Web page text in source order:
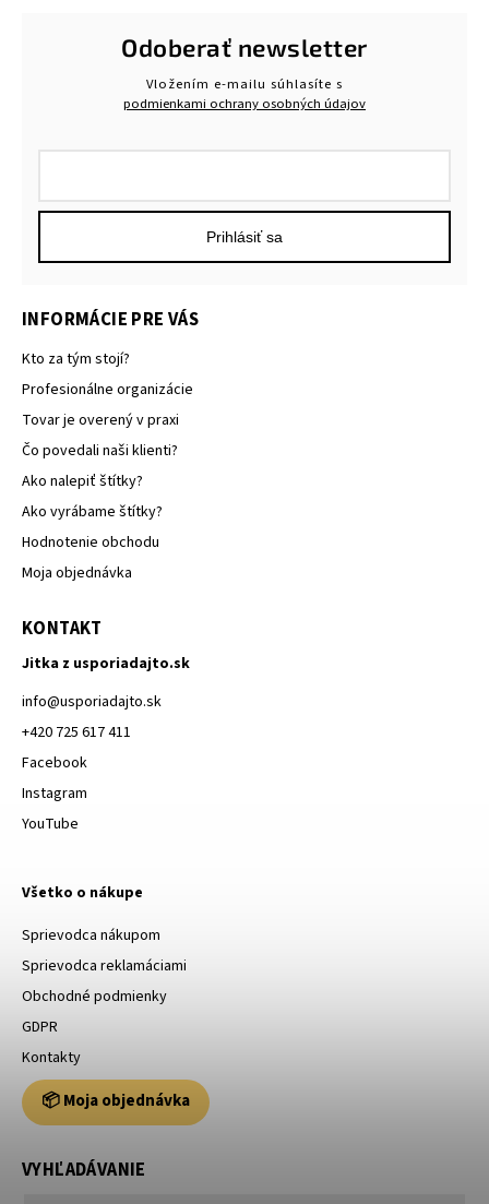
INFORMÁCIE PRE VÁS
Kto za tým stojí?
Profesionálne organizácie
Tovar je overený v praxi
Čo povedali naši klienti?
Ako nalepiť štítky?
Ako vyrábame štítky?
Hodnotenie obchodu
Moja objednávka
KONTAKT
Jitka z usporiadajto.sk
info@usporiadajto.sk
+420 725 617 411
Facebook
Instagram
YouTube
Všetko o nákupe
Sprievodca nákupom
Sprievodca reklamáciami
Obchodné podmienky
GDPR
Kontakty
📦 Moja objednávka
VYHĽADÁVANIE
Odoberať newsletter
Vložením e-mailu súhlasíte s
podmienkami ochrany osobných údajov
Prihlásiť sa